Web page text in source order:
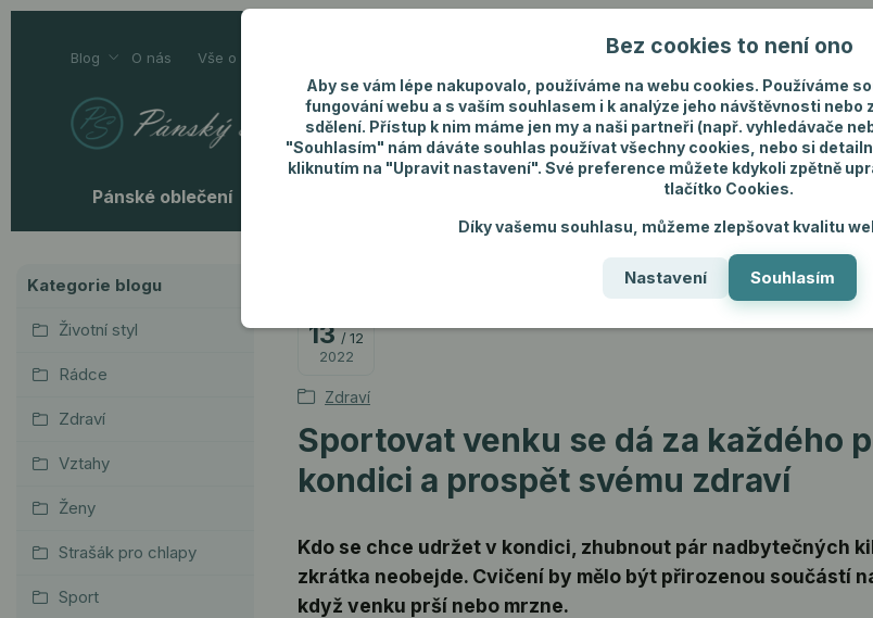
Blog O nás Vše o nákupu Nevíte si rady? Zavolejte.
Pánské oblečení Pánské šperky
Kategorie blogu
Životní styl
Rádce
Zdraví
Vztahy
Ženy
Strašák pro chlapy
Sport
Sportovat venku se dá za každého počasí. 5 nápadů,
13
12
2022
Zdraví
Sportovat venku se dá za každého
kondici a prospět svému zdraví
Kdo se chce udržet v kondici, zhubnout pár nadbytečných
zkrátka neobejde. Cvičení by mělo být přirozenou součástí
když venku prší nebo mrzne.
Bez cookies to není ono
Aby se vám lépe nakupovalo, používáme na webu cookies. Používáme
fungování webu a s vaším souhlasem i k analýze jeho návštěvnosti
sdělení. Přístup k nim máme jen my a naši partneři (např. vyhledávače
"Souhlasím" nám dáváte souhlas používat všechny cookies, nebo si
kliknutím na "Upravit nastavení". Své preference můžete kdykoli zpětně
tlačítko Cookies.
Díky vašemu souhlasu, můžeme zlepšovat kvalitu
Nastavení Souhlasím